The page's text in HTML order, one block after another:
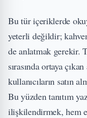
Bu tür içeriklerde
yeterli değildir;
de anlatmak gerekir.
sırasında ortaya
kullanıcıların satın
Bu yüzden tanıtım
ilişkilendirmek, hem